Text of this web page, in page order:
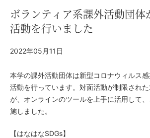
ボランティア系課外活動団体
活動を行いました
2022年05月11日
本学の課外活動団体は新型コロナウィルス
活動を行っています。対面活動が制限され
が、オンラインのツールを上手に活用して
施しました。
【はなはなSDGs】